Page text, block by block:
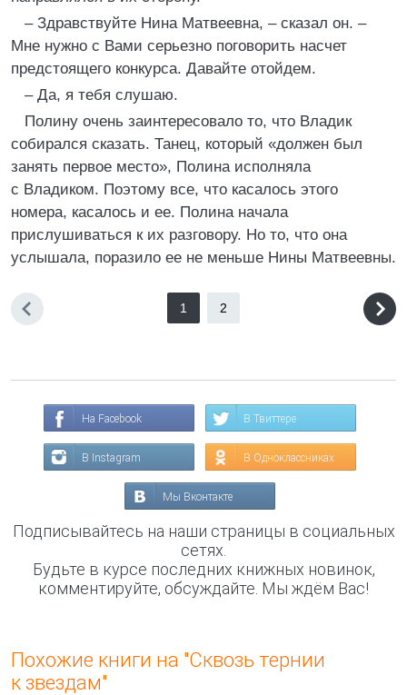
– Здравствуйте Нина Матвеевна, – сказал он. –
Мне нужно с Вами серьезно поговорить насчет
предстоящего конкурса. Давайте отойдем.
– Да, я тебя слушаю.
Полину очень заинтересовало то, что Владик
собирался сказать. Танец, который «должен был
занять первое место», Полина исполняла
с Владиком. Поэтому все, что касалось этого
номера, касалось и ее. Полина начала
прислушиваться к их разговору. Но то, что она
услышала, поразило ее не меньше Нины Матвеевны.
1 2
На Facebook В Твиттере
В Instagram В Одноклассниках
Мы Вконтакте
Подписывайтесь на наши страницы в социальных
сетях.
Будьте в курсе последних книжных новинок,
комментируйте, обсуждайте. Мы ждём Вас!
Похожие книги на "Сквозь тернии
к звездам"